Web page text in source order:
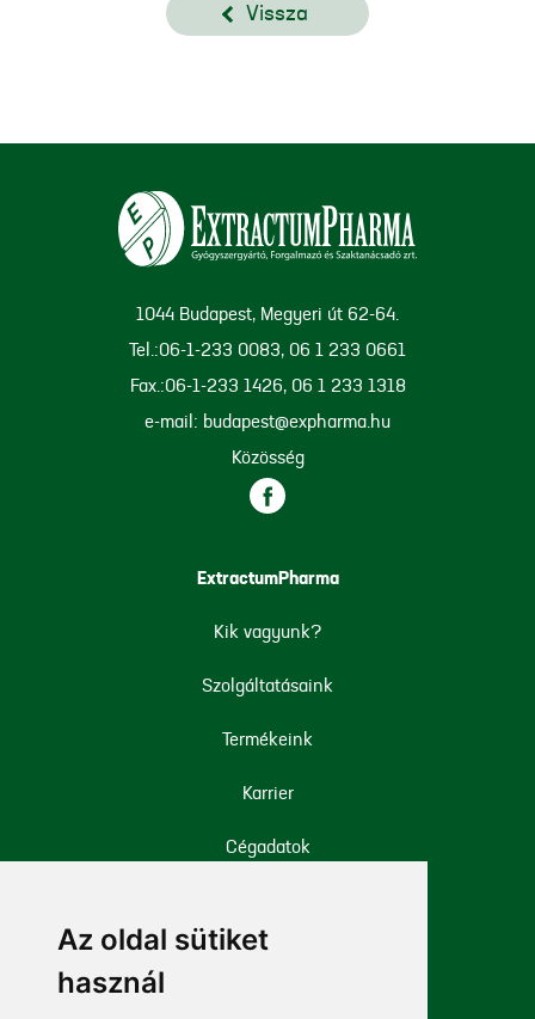
Az oldal sütiket
használ
Vissza
1044 Budapest, Megyeri út 62-64.
Tel.:06-1-233 0083, 06 1 233 0661
Fax.:06-1-233 1426, 06 1 233 1318
e-mail: budapest@expharma.hu
Közösség
ExtractumPharma
Kik vagyunk?
Szolgáltatásaink
Termékeink
Karrier
Cégadatok
Mellékhatás bejelentése